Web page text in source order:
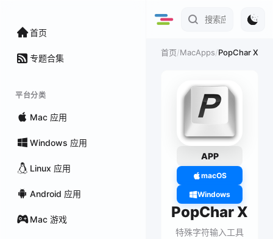
首页
专题合集
平台分类
Mac 应用
Windows 应用
Linux 应用
Android 应用
Mac 游戏
首页/MacApps/PopChar X
APP
macOS
Windows
PopChar X
特殊字符输入工具